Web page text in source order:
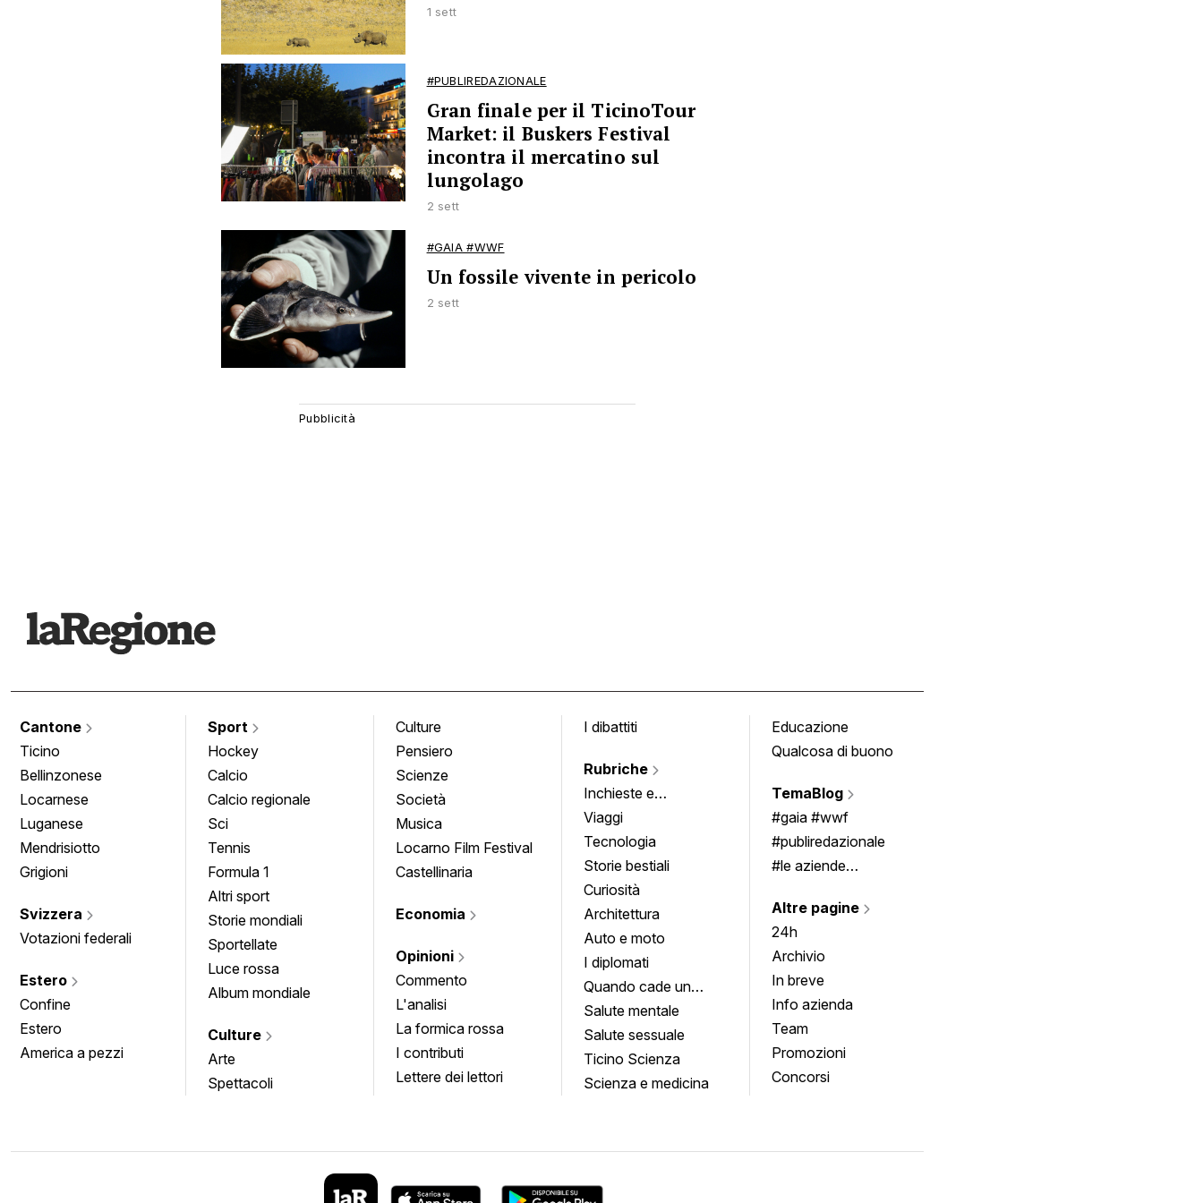
1 sett
#PUBLIREDAZIONALE
Gran finale per il TicinoTour
Market: il Buskers Festival
incontra il mercatino sul
lungolago
2 sett
#GAIA #WWF
Un fossile vivente in pericolo
2 sett
Cantone
Ticino
Bellinzonese
Locarnese
Luganese
Mendrisiotto
Grigioni
Svizzera
Votazioni federali
Estero
Confine
Estero
America a pezzi
Sport
Hockey
Calcio
Calcio regionale
Sci
Tennis
Formula 1
Altri sport
Storie mondiali
Sportellate
Luce rossa
Album mondiale
Culture
Arte
Spettacoli
Culture
Pensiero
Scienze
Società
Musica
Locarno Film Festival
Castellinaria
Economia
Opinioni
Commento
L'analisi
La formica rossa
I contributi
Lettere dei lettori
I dibattiti
Rubriche
Inchieste e
approfondimenti
Viaggi
Tecnologia
Storie bestiali
Curiosità
Architettura
Auto e moto
I diplomati
Quando cade un
quadro
Salute mentale
Salute sessuale
Ticino Scienza
Scienza e medicina
Educazione
Qualcosa di buono
TemaBlog
#gaia #wwf
#publiredazionale
#le aziende
Altre pagine
24h
Archivio
In breve
Info azienda
Team
Promozioni
Concorsi